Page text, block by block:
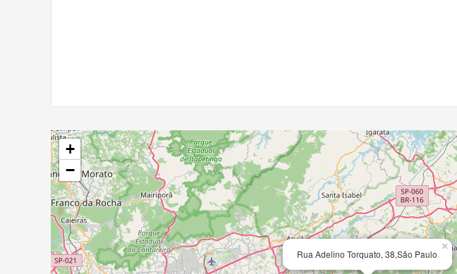
Rua Adelino Torquato, 38,São Paulo
×
+
−